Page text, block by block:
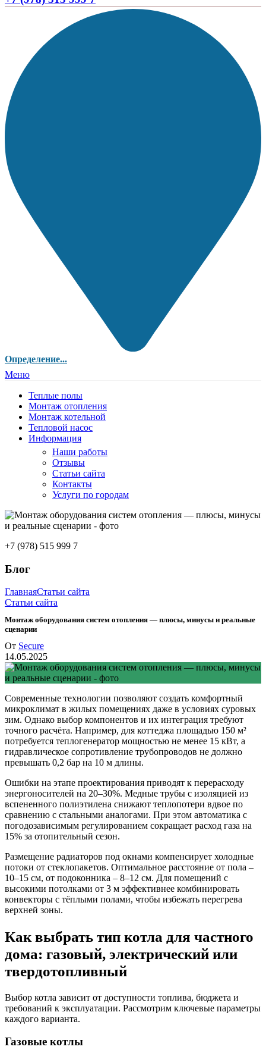
Определение...
Меню
Теплые полы
Монтаж отопления
Монтаж котельной
Тепловой насос
Информация
Наши работы
Отзывы
Статьи сайта
Контакты
Услуги по городам
+7 (978) 515 999 7
Блог
ГлавнаяСтатьи сайта
Статьи сайта
Монтаж оборудования систем отопления — плюсы, минусы и реальные
сценарии
От Secure
14.05.2025
Современные технологии позволяют создать комфортный
микроклимат в жилых помещениях даже в условиях суровых
зим. Однако выбор компонентов и их интеграция требуют
точного расчёта. Например, для коттеджа площадью 150 м²
потребуется теплогенератор мощностью не менее 15 кВт, а
гидравлическое сопротивление трубопроводов не должно
превышать 0,2 бар на 10 м длины.
Ошибки на этапе проектирования приводят к перерасходу
энергоносителей на 20–30%. Медные трубы с изоляцией из
вспененного полиэтилена снижают теплопотери вдвое по
сравнению с стальными аналогами. При этом автоматика с
погодозависимым регулированием сокращает расход газа на
15% за отопительный сезон.
Размещение радиаторов под окнами компенсирует холодные
потоки от стеклопакетов. Оптимальное расстояние от пола –
10–15 см, от подоконника – 8–12 см. Для помещений с
высокими потолками от 3 м эффективнее комбинировать
конвекторы с тёплыми полами, чтобы избежать перегрева
верхней зоны.
Как выбрать тип котла для частного
дома: газовый, электрический или
твердотопливный
Выбор котла зависит от доступности топлива, бюджета и
требований к эксплуатации. Рассмотрим ключевые параметры
каждого варианта.
Газовые котлы